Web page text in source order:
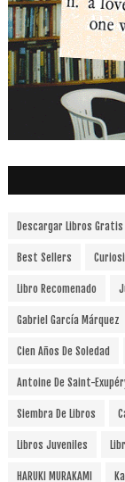
Descargar Libros Gratis
Best Sellers
Libro Recomenado
Gabriel García Márquez
Cien Años De Soledad
Antoine De Saint-
Siembra De Libros
Libros Juveniles
HARUKI MURAKAMI